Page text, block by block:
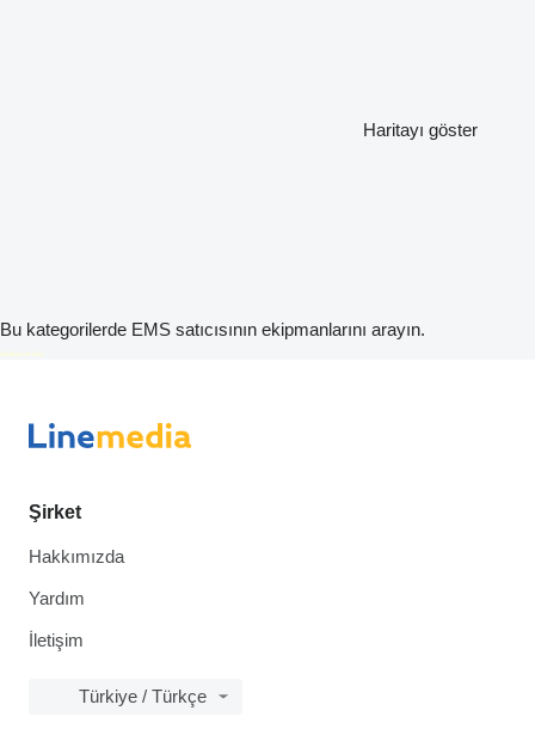
Haritayı göster
Bu kategorilerde EMS satıcısının ekipmanlarını arayın.
Şirket
Hakkımızda
Yardım
İletişim
Türkiye / Türkçe